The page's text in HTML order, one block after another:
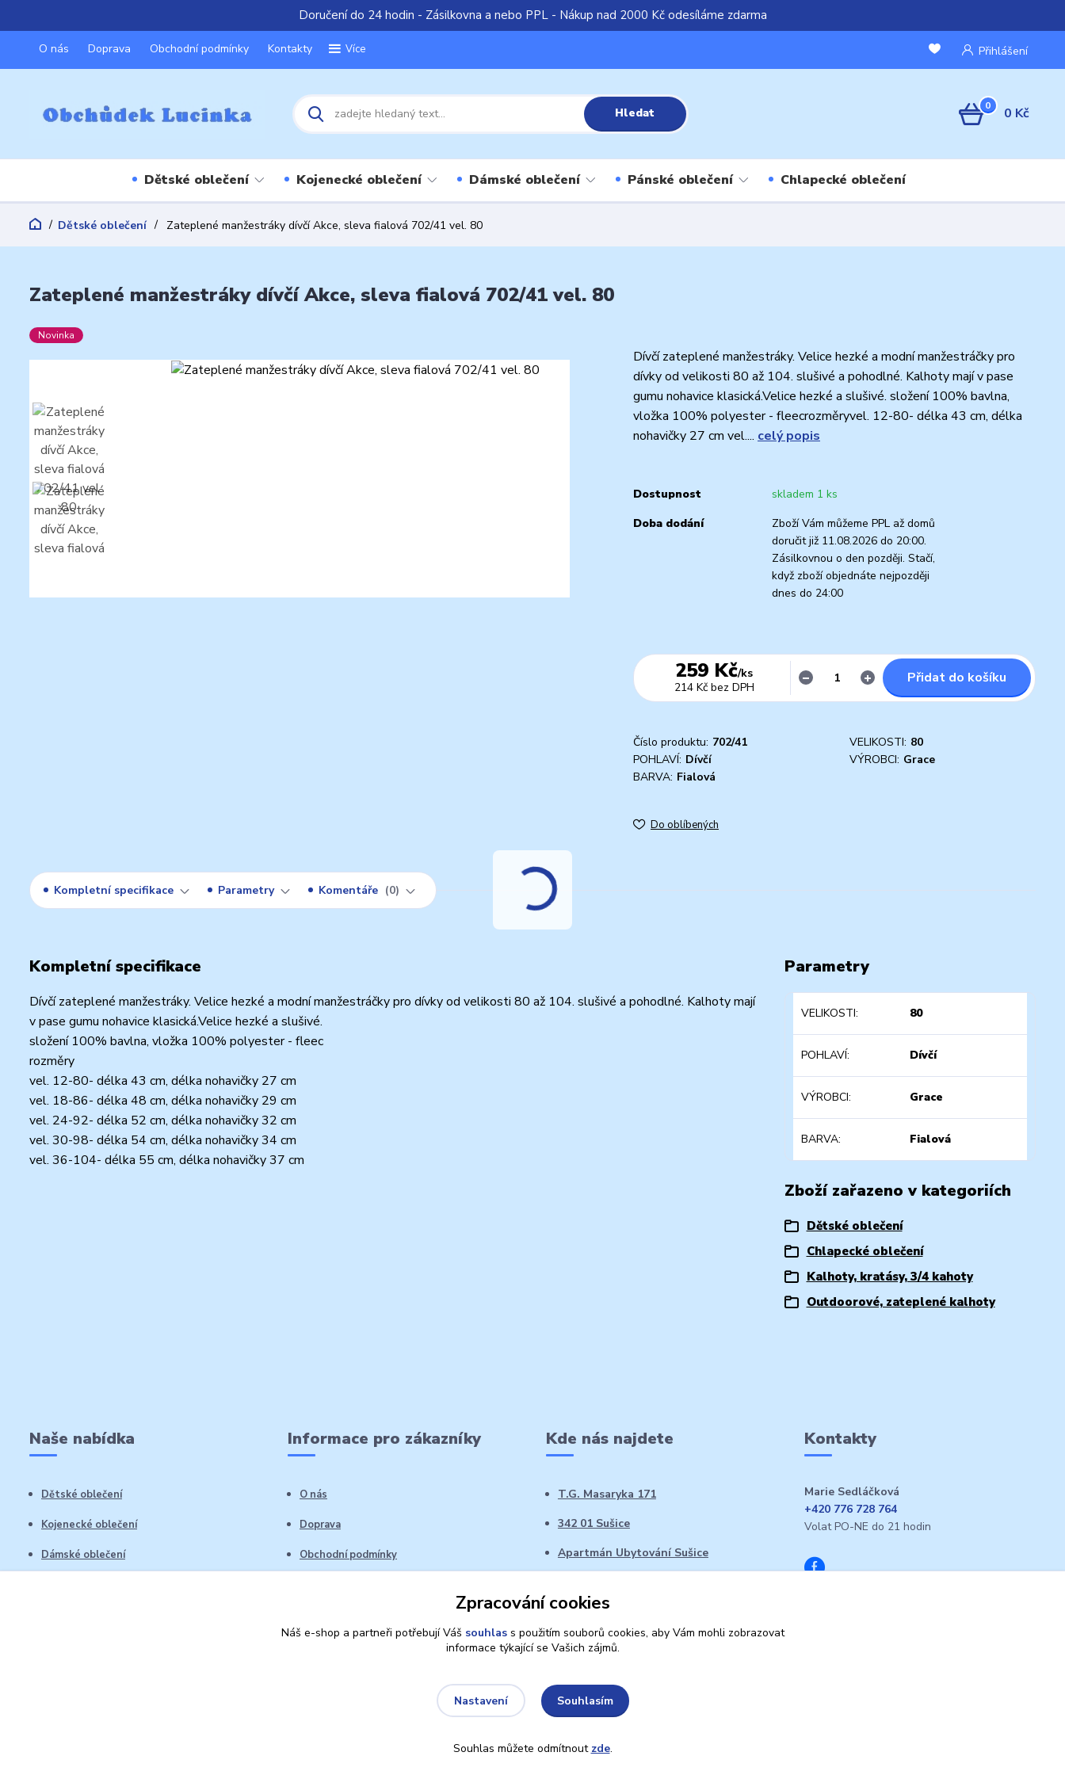
Doručení do 24 hodin - Zásilkovna a nebo PPL - Nákup nad 2000 Kč odesíláme zdarma
O nás Doprava Obchodní podmínky Kontakty Více Přihlášení
Hledat 0 0 Kč
Dětské oblečení Kojenecké oblečení Dámské oblečení Pánské oblečení Chlapecké oblečení
Dětské oblečení Zateplené manžestráky dívčí Akce, sleva fialová 702/41 vel. 80
Zateplené manžestráky dívčí Akce, sleva fialová 702/41 vel. 80
Novinka
Dívčí zateplené manžestráky. Velice hezké a modní manžestráčky pro
dívky od velikosti 80 až 104. slušivé a pohodlné. Kalhoty mají v pase
gumu nohavice klasická.Velice hezké a slušivé. složení 100% bavlna,
vložka 100% polyester - fleecrozměryvel. 12-80- délka 43 cm, délka
nohavičky 27 cm vel.... celý popis
Dostupnost
skladem 1 ks
Doba dodání
Zboží Vám můžeme PPL až domů
doručit již 11.08.2026 do 20:00.
Zásilkovnou o den později. Stačí,
když zboží objednáte nejpozději
dnes do 24:00
259 Kč/ks
214 Kč bez DPH
Přidat do košíku
Číslo produktu: 702/41 VELIKOSTI: 80
POHLAVÍ: Dívčí VÝROBCI: Grace
BARVA: Fialová
Do oblíbených
Kompletní specifikace Parametry Komentáře 0
Kompletní specifikace
Dívčí zateplené manžestráky. Velice hezké a modní manžestráčky pro dívky od velikosti 80 až 104. slušivé a pohodlné. Kalhoty mají
v pase gumu nohavice klasická.Velice hezké a slušivé.
složení 100% bavlna, vložka 100% polyester - fleec
rozměry
vel. 12-80- délka 43 cm, délka nohavičky 27 cm
vel. 18-86- délka 48 cm, délka nohavičky 29 cm
vel. 24-92- délka 52 cm, délka nohavičky 32 cm
vel. 30-98- délka 54 cm, délka nohavičky 34 cm
vel. 36-104- délka 55 cm, délka nohavičky 37 cm
Parametry
VELIKOSTI 80
POHLAVÍ Dívčí
VÝROBCI Grace
BARVA Fialová
Zboží zařazeno v kategoriích
Dětské oblečení
Chlapecké oblečení
Kalhoty, kratásy, 3/4 kahoty
Outdoorové, zateplené kalhoty
Naše nabídka
Dětské oblečení
Kojenecké oblečení
Dámské oblečení
Informace pro zákazníky
O nás
Doprava
Obchodní podmínky
Kde nás najdete
T.G. Masaryka 171
342 01 Sušice
Apartmán Ubytování Sušice
Kontakty
Marie Sedláčková
+420 776 728 764
Volat PO-NE do 21 hodin
Zpracování cookies
Náš e-shop a partneři potřebují Váš souhlass použitím souborů cookies, aby Vám mohli zobrazovat
informace týkající se Vašich zájmů.
Nastavení Souhlasím
Souhlas můžete odmítnout zde.